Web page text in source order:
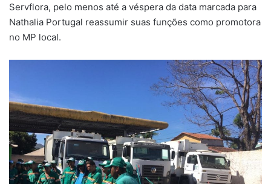
Servflora, pelo menos até a véspera da data marcada para
Nathalia Portugal reassumir suas funções como promotora
no MP local.